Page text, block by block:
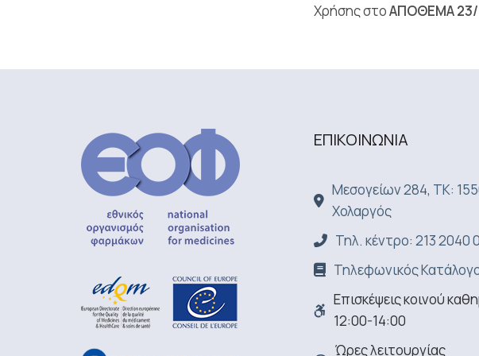
Χρήσης στοΑΠΟΘΕΜΑ 23/
ΕΠΙΚΟΙΝΩΝΙA
Μεσογείων 284, ΤΚ:
Χολαργός
Τηλ. κέντρο: 213 2040
Τηλεφωνικός
Επισκέψεις κοινού
12:00-14:00
Ώρες λειτουργίας